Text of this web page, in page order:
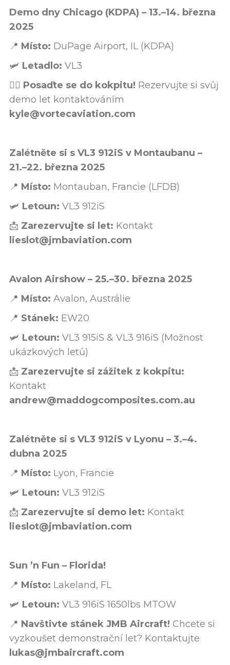
Demo dny Chicago (KDPA) – 13.–14. března
2025
📍 Místo: DuPage Airport, IL (KDPA)
🛩️ Letadlo: VL3
👨‍✈️ Posaďte se do kokpitu! Rezervujte si svůj
demo let kontaktováním
kyle@vortecaviation.com
Zalétněte si s VL3 912iS v Montaubanu –
21.–22. března 2025
📍 Místo: Montauban, Francie (LFDB)
🛩️ Letoun: VL3 912iS
📩 Zarezervujte si let: Kontakt
lieslot@jmbaviation.com
Avalon Airshow – 25.–30. března 2025
📍 Místo: Avalon, Austrálie
📍 Stánek: EW20
🛩️ Letoun: VL3 915iS & VL3 916iS (Možnost
ukázkových letů)
📩 Zarezervujte si zážitek z kokpitu:
Kontakt
andrew@maddogcomposites.com.au
Zalétněte si s VL3 912iS v Lyonu – 3.–4.
dubna 2025
📍 Místo: Lyon, Francie
🛩️ Letoun: VL3 912iS
📩 Zarezervujte si demo let: Kontakt
lieslot@jmbaviation.com
Sun ’n Fun – Florida!
📍 Místo: Lakeland, FL
🛩️ Letoun: VL3 916iS 1650lbs MTOW
📍 Navštivte stánek JMB Aircraft! Chcete si
vyzkoušet demonstrační let? Kontaktujte
lukas@jmbaircraft.com